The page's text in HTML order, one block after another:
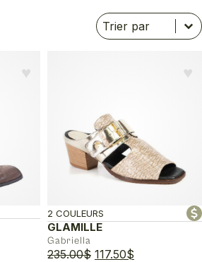
Trier
Trier le contenu
Trier le contenu
♥︎ ♥︎
GLAMILLE
Gabriella
2 COULEURS
235.00$ Le
117.50$